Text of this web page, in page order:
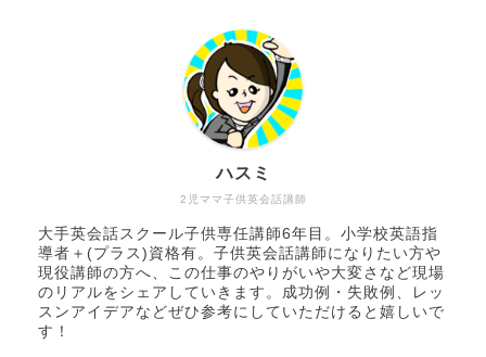
2児ママ子供英会話講師
ハスミ
大手英会話スクール子供専任講師6年目。小学校英語指
導者＋(プラス)資格有。子供英会話講師になりたい方や
現役講師の方へ、この仕事のやりがいや大変さなど現場
のリアルをシェアしていきます。成功例・失敗例、レッ
スンアイデアなどぜひ参考にしていただけると嬉しいで
す！